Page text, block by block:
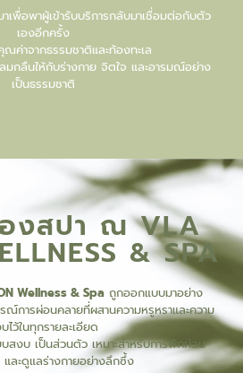
เพื่อพาผู้เข้ารับบริการกลับมาเชื่อมต่อกับตัว
เองอีกครั้ง
ณค่าจากธรรมชาติและท้องทะเล
มกลืนให้กับร่างกาย จิตใจ และอารมณ์อย่าง
เป็นธรรมชาติ
องสปา ณ VLA
& SPA
Wellness & Spaถูกออกแบบมาอย่าง
การผ่อนคลายที่ผสานความหรูหราและความ
ไว้ในทุกรายละเอียด
สงบ เป็นส่วนตัว เหมาะสำหรับการพักผ่อน
ะดูแลร่างกายอย่างลึกซึ้ง